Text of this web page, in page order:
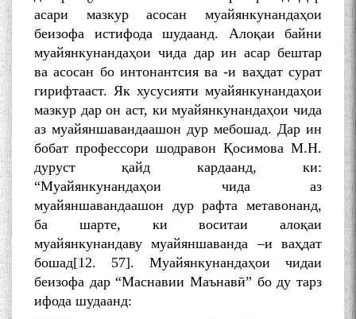
асари мазкур асосан муайянкунандаҳои
беизофа истифода шудаанд. Алоқаи байни
муайянкунандаҳои чида дар ин асар бештар
ва асосан бо интонантсия ва -и ваҳдат сурат
гирифтааст. Як хусусияти муайянкунандаҳои
мазкур дар он аст, ки муайянкунандаҳои чида
аз муайяншавандаашон дур мебошад. Дар ин
бобат профессори шодравон Қосимова М.Н.
дуруст қайд кардаанд, ки:
“Муайянкунандаҳои чида аз
муайяншавандаашон дур рафта метавонанд,
ба шарте, ки воситаи алоқаи
муайянкунандаву муайяншаванда –и ваҳдат
бошад[12. 57]. Муайянкунандаҳои чидаи
беизофа дар “Маснавии Маънавӣ” бо ду тарз
ифода шудаанд: